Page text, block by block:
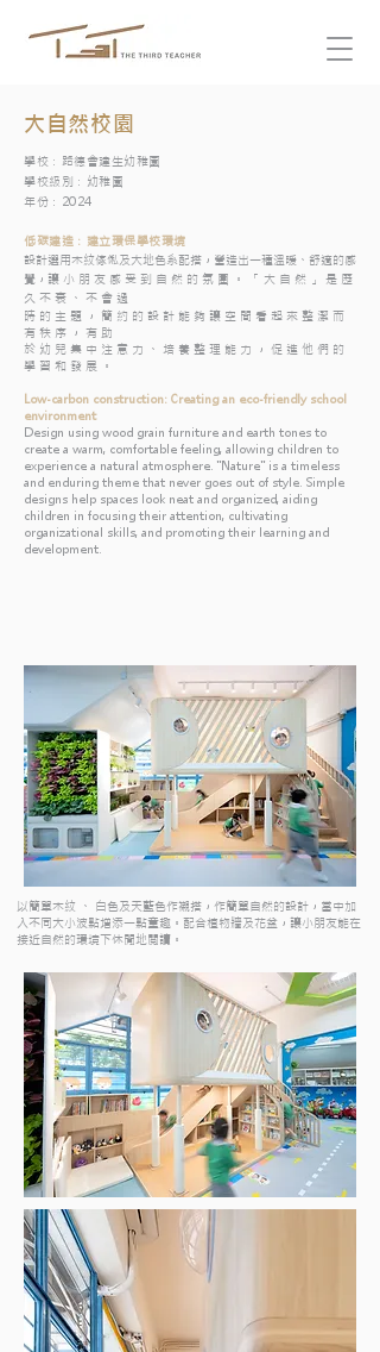
大自然校園
學校：路德會建生幼稚園
學校級別：幼稚園
年份：2024
低碳建造：建立環保學校環境
設計選用木紋傢俬及大地色系配搭，營造出一種溫暖、舒適的感
覺，讓 小 朋 友 感 受 到 自 然 的 氛 圍 。 「 大 自 然 」 是 歷
久 不 衰 、 不 會 過
時 的 主 題 ， 簡 約 的 設 計 能 夠 讓 空 間 看 起 來 整 潔 而
有 秩 序 ， 有 助
於 幼 兒 集 中 注 意 力 、 培 養 整 理 能 力 ， 促 進 他 們 的
學 習 和 發 展 。
Low-carbon construction: Creating an eco-friendly school
environment
Design using wood grain furniture and earth tones to
create a warm, comfortable feeling, allowing children to
experience a natural atmosphere. "Nature" is a timeless
and enduring theme that never goes out of style. Simple
designs help spaces look neat and organized, aiding
children in focusing their attention, cultivating
organizational skills, and promoting their learning and
development.
以簡單木紋 、 白色及天藍色作襯搭，作簡單自然的設計，當中加
入不同大小波點增添一點童趣。配合植物牆及花盆，讓小朋友能在
接近自然的環境下休閒地閲讀。